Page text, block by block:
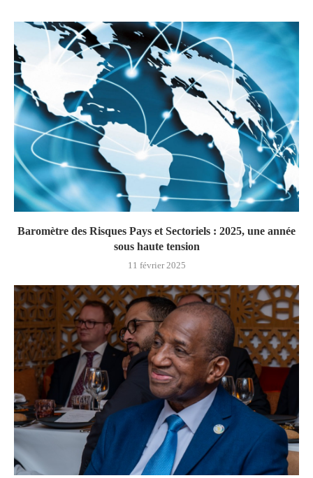
Baromètre des Risques Pays et Sectoriels : 2025, une année
sous haute tension
11 février 2025